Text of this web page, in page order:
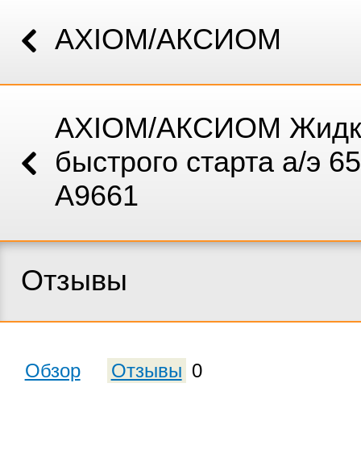
AXIOM/АКСИОМ
AXIOM/АКСИОМ
быстрого старта а/э
А9661
Отзывы
Обзор Отзывы 0